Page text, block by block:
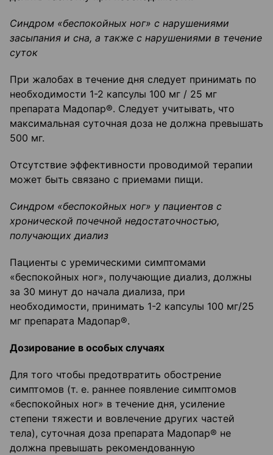
Синдром «беспокойных ног» с нарушениями
засыпания и сна, а также с нарушениями в течение
суток
При жалобах в течение дня следует принимать по
необходимости 1-2 капсулы 100 мг / 25 мг
препарата Мадопар®. Следует учитывать, что
максимальная суточная доза не должна превышать
500 мг.
Отсутствие эффективности проводимой терапии
может быть связано с приемами пищи.
Синдром «беспокойных ног» у пациентов с
хронической почечной недостаточностью,
получающих диализ
Пациенты с уремическими симптомами
«беспокойных ног», получающие диализ, должны
за 30 минут до начала диализа, при
необходимости, принимать 1-2 капсулы 100 мг/25
мг препарата Мадопар®.
Дозирование в особых случаях
Для того чтобы предотвратить обострение
симптомов (т. е. раннее появление симптомов
«беспокойных ног» в течение дня, усиление
степени тяжести и вовлечение других частей
тела), суточная доза препарата Мадопар® не
должна превышать рекомендованную